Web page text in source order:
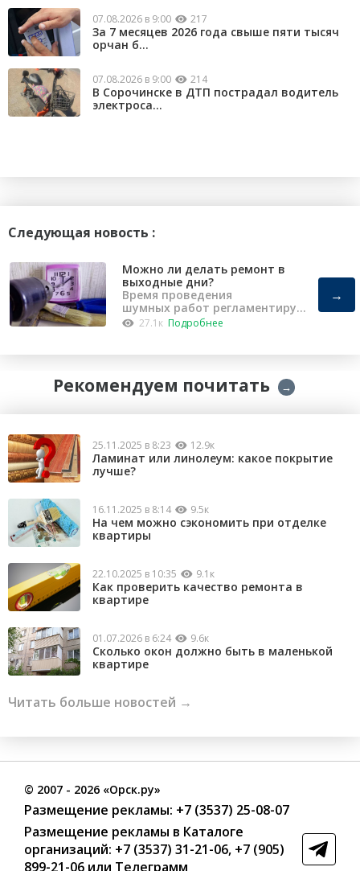
07.08.2026 в 9:00 217
За 7 месяцев 2026 года свыше пяти тысяч
орчан б...
07.08.2026 в 9:00 214
В Сорочинске в ДТП пострадал водитель
электроса...
Следующая новость :
Можно ли делать ремонт в
выходные дни?
Время проведения
шумных работ регламентирует
«Закон о тишине».
27.1к Подробнее
→
Рекомендуем почитать →
25.11.2025 в 8:23 12.9к
Ламинат или линолеум: какое покрытие
лучше?
16.11.2025 в 8:14 9.5к
На чем можно сэкономить при отделке
квартиры
22.10.2025 в 10:35 9.1к
Как проверить качество ремонта в
квартире
01.07.2026 в 6:24 9.6к
Сколько окон должно быть в маленькой
квартире
Читать больше новостей →
© 2007 - 2026 «Орск.ру»
Размещение рекламы: +7 (3537) 25-08-07
Размещение рекламы в Каталоге
организаций: +7 (3537) 31-21-06, +7 (905)
899-21-06 или Телеграмм